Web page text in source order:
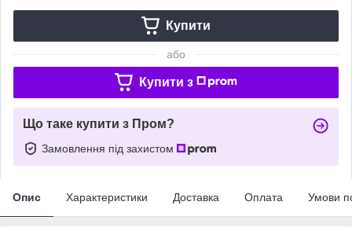
Купити
або
Купити з
Що таке купити з Пром?
Замовлення під захистом
Опис Характеристики Доставка Оплата Умови